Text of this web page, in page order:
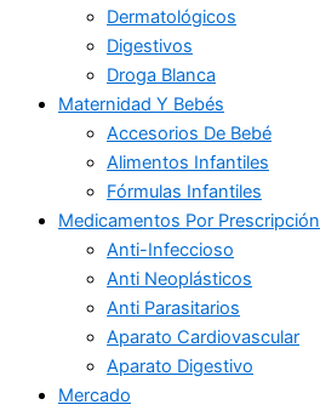
Dermatológicos
Digestivos
Droga Blanca
Maternidad Y Bebés
Accesorios De Bebé
Alimentos Infantiles
Fórmulas Infantiles
Medicamentos Por Prescripción
Anti-Infeccioso
Anti Neoplásticos
Anti Parasitarios
Aparato Cardiovascular
Aparato Digestivo
Mercado